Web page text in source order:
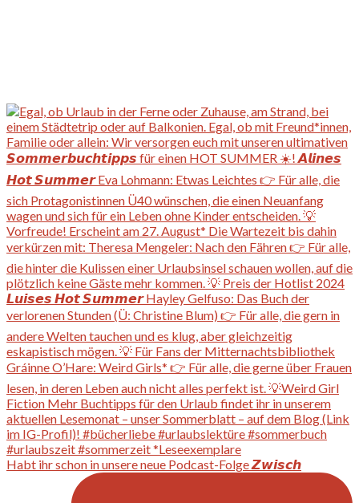
Habt ihr schon in unsere neue Podcast-Folge 𝙕𝙬𝙞𝙨𝙘𝙝